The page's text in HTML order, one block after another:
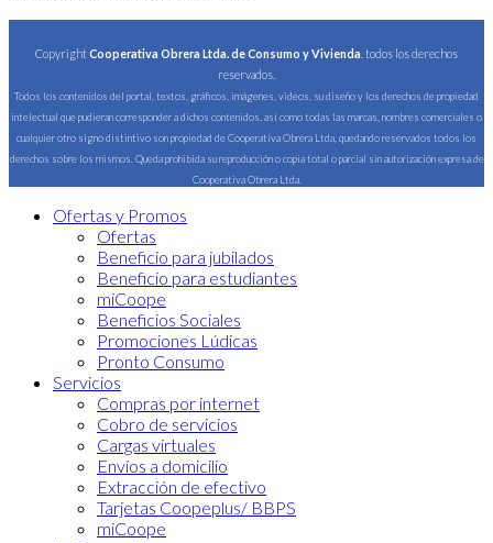
CopyrightCooperativa Obrera Ltda. de Consumo y Vivienda . todos los derechos
reservados.
Todos los contenidos del portal, textos, gráficos, imágenes, videos, su diseño y los derechos de propiedad
intelectual que pudieran corresponder a dichos contenidos, así como todas las marcas, nombres comerciales o
cualquier otro signo distintivo son propiedad de Cooperativa Obrera Ltda, quedando reservados todos los
derechos sobre los mismos. Queda prohibida su reproducción o copia total o parcial sin autorización expresa de
Cooperativa Obrera Ltda.
Ofertas y Promos
Ofertas
Beneficio para jubilados
Beneficio para estudiantes
miCoope
Beneficios Sociales
Promociones Lúdicas
Pronto Consumo
Servicios
Compras por internet
Cobro de servicios
Cargas virtuales
Envíos a domicilio
Extracción de efectivo
Tarjetas Coopeplus/ BBPS
miCoope